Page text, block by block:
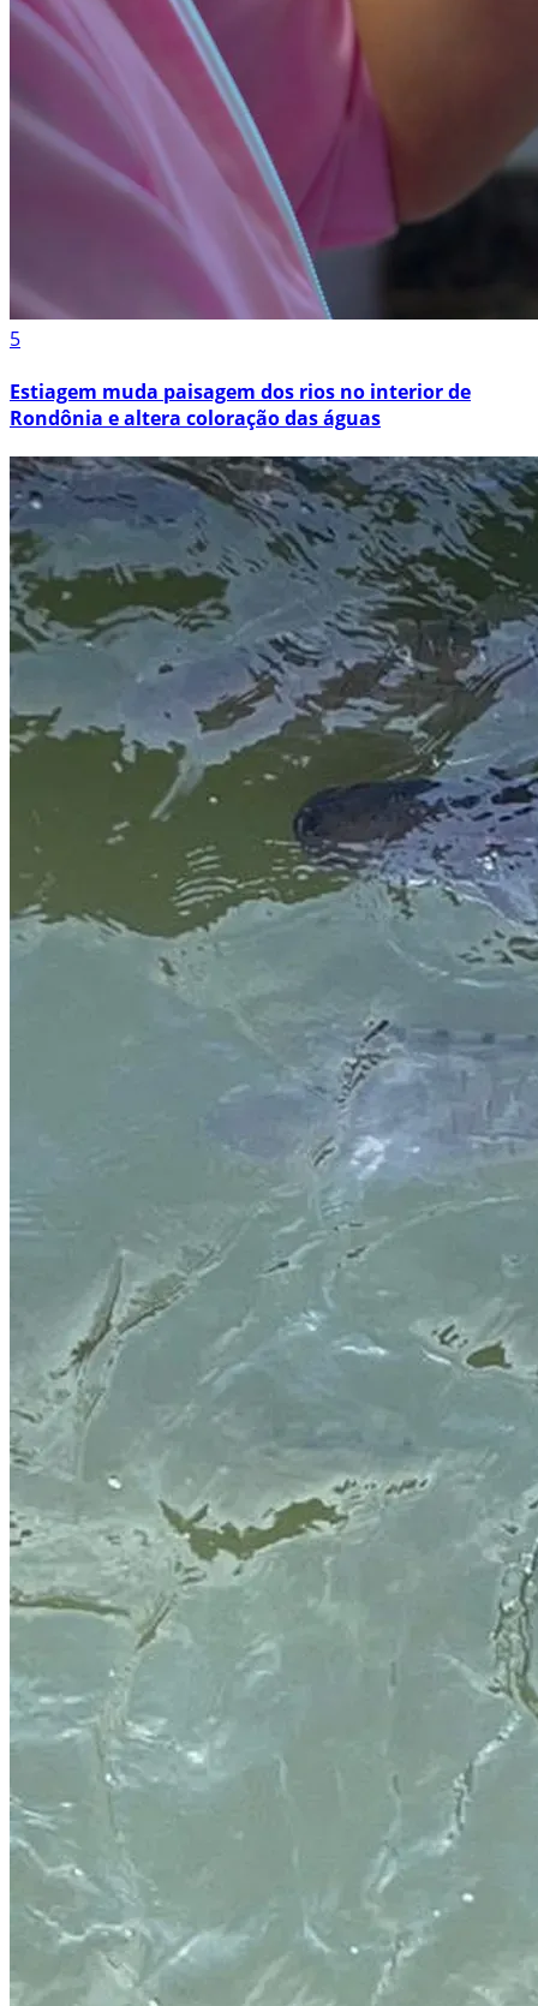
5
Estiagem muda paisagem dos rios no interior de
Rondônia e altera coloração das águas